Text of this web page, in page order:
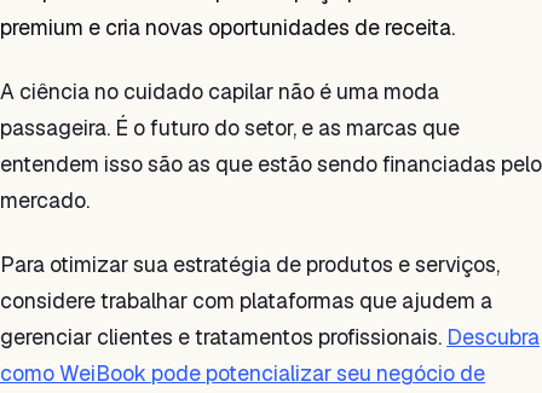
premium e cria novas oportunidades de receita.
A ciência no cuidado capilar não é uma moda
passageira. É o futuro do setor, e as marcas que
entendem isso são as que estão sendo financiadas pelo
mercado.
Para otimizar sua estratégia de produtos e serviços,
considere trabalhar com plataformas que ajudem a
gerenciar clientes e tratamentos profissionais. Descubra
como WeiBook pode potencializar seu negócio de